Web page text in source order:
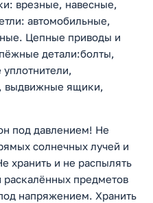
врезные, навесные,
автомобильные,
Цепные приводы и
детали:болты,
выдвижные ящики,
под давлением! Не
солнечных лучей и
хранить и не распылять
раскалённых предметов
напряжением. Хранить